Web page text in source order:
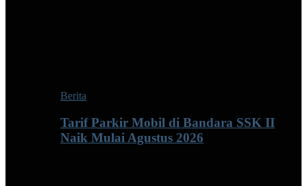
Berita
Tarif Parkir Mobil di Bandara SSK II
Naik Mulai Agustus 2026